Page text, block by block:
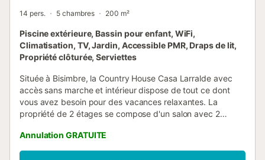
14 pers. 5 chambres 200 m²
Piscine extérieure, Bassin pour enfant, WiFi,
Climatisation, TV, Jardin, Accessible PMR, Draps de lit,
Propriété clôturée, Serviettes
Située à Bisimbre, la Country House Casa Larralde avec
accès sans marche et intérieur dispose de tout ce dont
vous avez besoin pour des vacances relaxantes. La
propriété de 2 étages se compose d'un salon avec 2
chambres et de 3 salles de bains et peut donc accueillir 14
personnes. Les équipements supplémentaires
Annulation GRATUITE